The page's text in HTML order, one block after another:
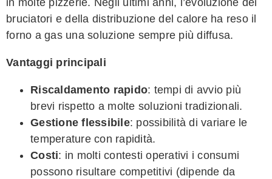
in molte pizzerie. Negli ultimi anni, l’evoluzione dei
bruciatori e della distribuzione del calore ha reso il
forno a gas una soluzione sempre più diffusa.
Vantaggi principali
Riscaldamento rapido: tempi di avvio più
brevi rispetto a molte soluzioni tradizionali.
Gestione flessibile: possibilità di variare le
temperature con rapidità.
Costi: in molti contesti operativi i consumi
possono risultare competitivi (dipende da